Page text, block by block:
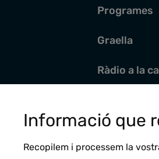
Programes
Graella
Ràdio a la
Actualitat
Informació que
Recopilem i processem la